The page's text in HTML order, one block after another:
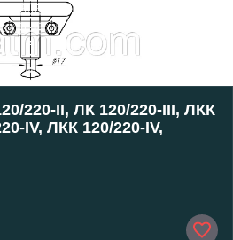
220-II, ЛК 120/220-III, ЛКК
IV, ЛКК 120/220-IV,